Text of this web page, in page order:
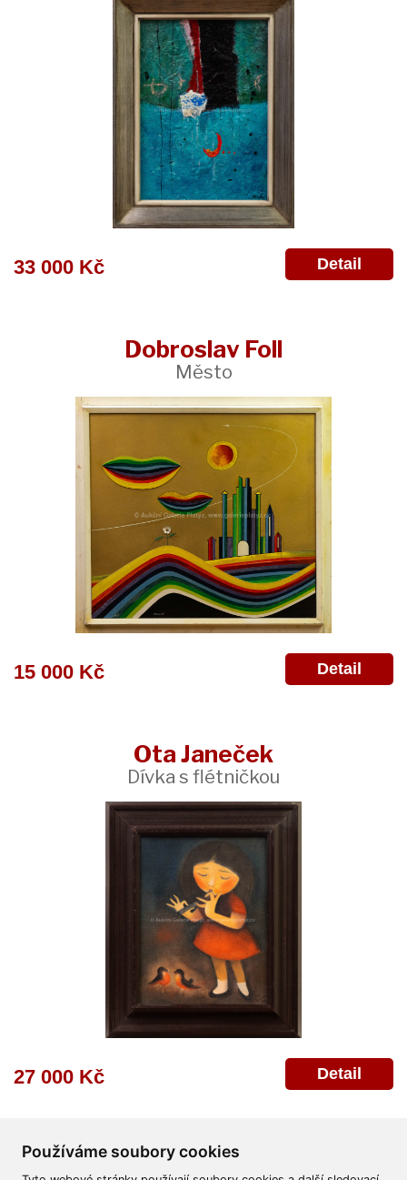
Používáme soubory cookies
33 000 Kč Detail
Dobroslav Foll
Město
15 000 Kč Detail
Ota Janeček
Dívka s flétničkou
27 000 Kč Detail